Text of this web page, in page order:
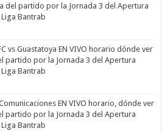
del partido por la Jornada 3 del Apertura
Bantrab
vs Guastatoya EN VIVO horario dónde ver
partido por la Jornada 3 del Apertura
Bantrab
EN VIVO horario, dónde ver
partido por la Jornada 3 del Apertura
Bantrab